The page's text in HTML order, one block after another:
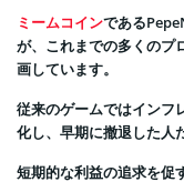
ミームコインである
が、これまでの多くのプ
画しています。
従来のゲームではインフ
化し、早期に撤退した人
短期的な利益の追求を促